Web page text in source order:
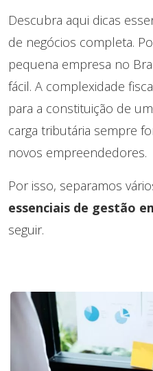
Descubra aqui dicas
de negócios completa.
pequena empresa no
fácil. A complexidade
para a constituição de
carga tributária sempre
novos empreendedores.
Por isso, separamos
essenciais de gestão
seguir.